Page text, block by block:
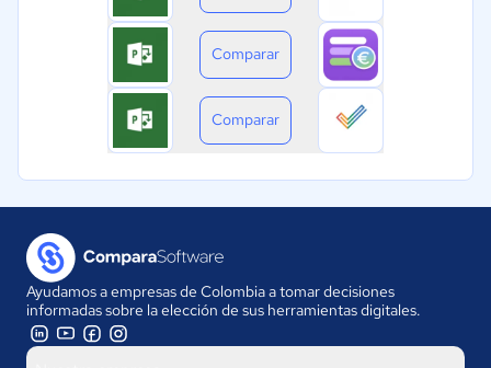
Comparar
Comparar
Ayudamos a empresas de Colombia a tomar decisiones
informadas sobre la elección de sus herramientas digitales.